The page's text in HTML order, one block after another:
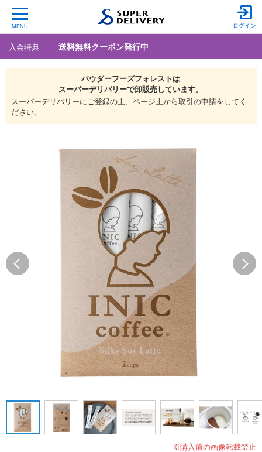
MENU ログイン
入会特典 送料無料クーポン発行中
パウダーフーズフォレストは
スーパーデリバリーで卸販売しています。
スーパーデリバリーにご登録の上、ページ上から取引の申請をしてく
ださい。
※購入前の画像転載禁止